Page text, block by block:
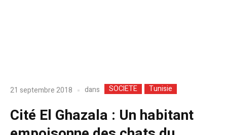
21 septembre 2018 dans SOCIETE Tunisie
Cité El Ghazala : Un habitant